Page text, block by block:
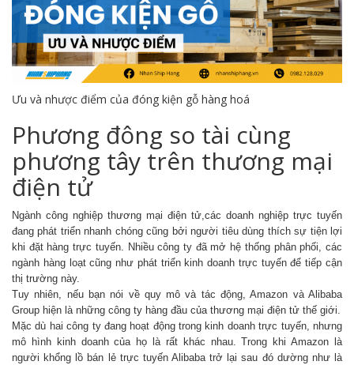
Ưu và nhược điểm của đóng kiện gỗ hàng hoá
Phương đông so tài cùng
phương tây trên thương mại
điện tử
Ngành công nghiệp thương mại điện tử,các doanh nghiệp trực tuyến
đang phát triển nhanh chóng cũng bởi người tiêu dùng thích sự tiện lợi
khi đặt hàng trực tuyến. Nhiều công ty đã mở hệ thống phân phối, các
ngành hàng loạt cũng như phát triển kinh doanh trực tuyến để tiếp cận
thị trường này.
Tuy nhiên, nếu bạn nói về quy mô và tác động, Amazon và Alibaba
Group hiện là những công ty hàng đầu của thương mại điện tử thế giới.
Mặc dù hai công ty đang hoạt động trong kinh doanh trực tuyến, nhưng
mô hình kinh doanh của họ là rất khác nhau. Trong khi Amazon là
người khổng lồ bán lẻ trực tuyến Alibaba trở lại sau đó dường như là